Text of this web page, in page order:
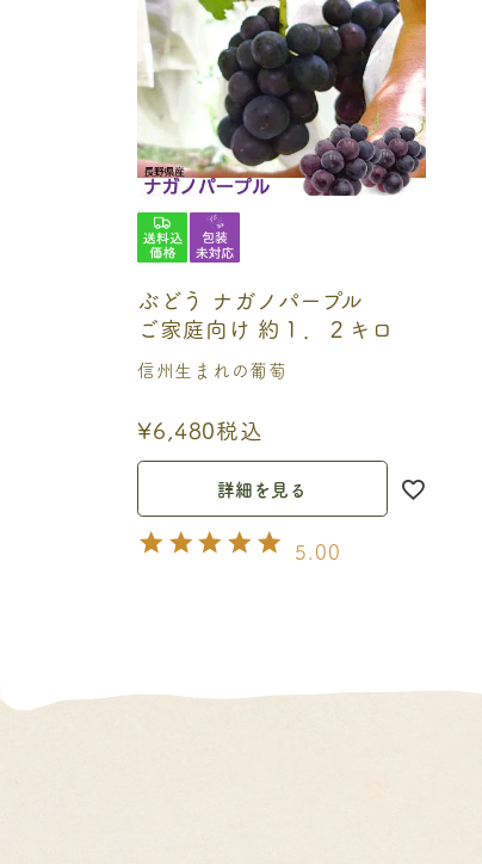
信州生まれの葡萄
ぶどう ナガノパープル
ご家庭向け 約１．２キロ
¥6,480税込
詳細を見る
5.00